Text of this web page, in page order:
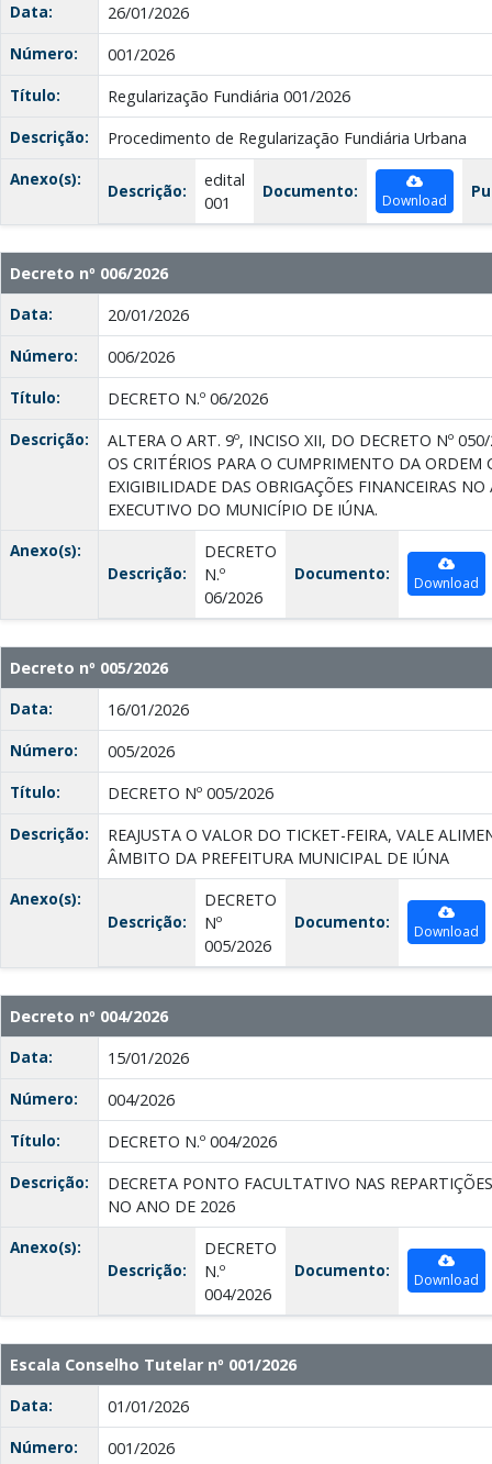
Data:
26/01/2026
Número:
001/2026
Título:
Regularização Fundiária 001/2026
Descrição:
Procedimento de Regularização Fundiária Urbana
Anexo(s):
Descrição:
edital
001
Documento: Download
Decreto nº 006/2026
Data:
20/01/2026
Número:
006/2026
Título:
DECRETO N.º 06/2026
Descrição:
ALTERA O ART. 9º, INCISO XII, DO DECRETO Nº
OS CRITÉRIOS PARA O CUMPRIMENTO DA ORDEM
EXIGIBILIDADE DAS OBRIGAÇÕES FINANCEIRAS
EXECUTIVO DO MUNICÍPIO DE IÚNA.
Anexo(s):
Descrição:
DECRETO
N.º
06/2026
Documento: Download
Decreto nº 005/2026
Data:
16/01/2026
Número:
005/2026
Título:
DECRETO Nº 005/2026
Descrição:
REAJUSTA O VALOR DO TICKET-FEIRA, VALE
ÂMBITO DA PREFEITURA MUNICIPAL DE IÚNA
Anexo(s):
Descrição:
DECRETO
Nº
005/2026
Documento: Download
Decreto nº 004/2026
Data:
15/01/2026
Número:
004/2026
Título:
DECRETO N.º 004/2026
Descrição:
DECRETA PONTO FACULTATIVO NAS
NO ANO DE 2026
Anexo(s):
Descrição:
DECRETO
N.º
004/2026
Documento: Download
Escala Conselho Tutelar nº 001/2026
Data:
01/01/2026
Número:
001/2026